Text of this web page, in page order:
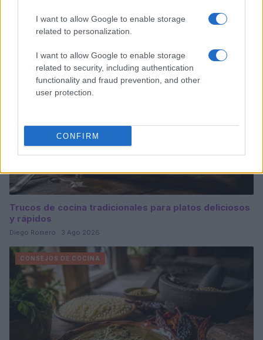
I want to allow Google to enable storage
related to personalization.
I want to allow Google to enable storage
related to security, including authentication
functionality and fraud prevention, and other
user protection.
CONFIRM
Lucía Fernández · 3 Ago 2026
Trucos de cocina tradicionales para platos deliciosos
y rápidos
Diego Romero · 3 Ago 2026
CONSEJOS DE COCINA